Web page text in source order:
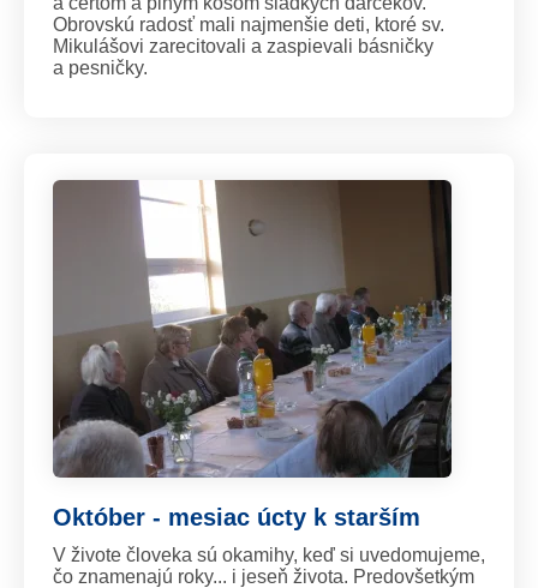
Obrovskú radosť mali najmenšie deti, ktoré sv.
Mikulášovi zarecitovali a zaspievali básničky
a pesničky.
Október - mesiac úcty k starším
V živote človeka sú okamihy, keď si uvedomujeme,
čo znamenajú roky... i jeseň života. Predovšetkým